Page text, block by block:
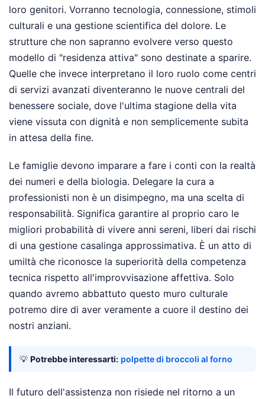
loro genitori. Vorranno tecnologia, connessione, stimoli
culturali e una gestione scientifica del dolore. Le
strutture che non sapranno evolvere verso questo
modello di "residenza attiva" sono destinate a sparire.
Quelle che invece interpretano il loro ruolo come centri
di servizi avanzati diventeranno le nuove centrali del
benessere sociale, dove l'ultima stagione della vita
viene vissuta con dignità e non semplicemente subita
in attesa della fine.
Le famiglie devono imparare a fare i conti con la realtà
dei numeri e della biologia. Delegare la cura a
professionisti non è un disimpegno, ma una scelta di
responsabilità. Significa garantire al proprio caro le
migliori probabilità di vivere anni sereni, liberi dai rischi
di una gestione casalinga approssimativa. È un atto di
umiltà che riconosce la superiorità della competenza
tecnica rispetto all'improvvisazione affettiva. Solo
quando avremo abbattuto questo muro culturale
potremo dire di aver veramente a cuore il destino dei
nostri anziani.
💡 Potrebbe interessarti: polpette di broccoli al forno
Il futuro dell'assistenza non risiede nel ritorno a un